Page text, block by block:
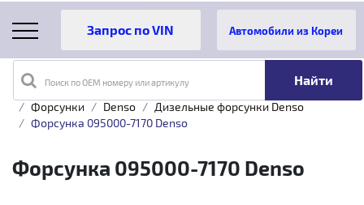
Поиск по OEM номеру или артикулу
Автомобили из Кореи
Главная Каталог товаров
Топливная аппаратура
Форсунки
Denso
Дизельные форсунки Denso
Форсунка 095000-7170 Denso
Форсунка 095000-7170 Denso